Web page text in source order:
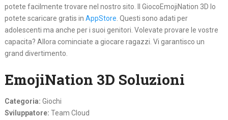
potete facilmente trovare nel nostro sito. Il GiocoEmojiNation 3D lo
potete scaricare gratis in AppStore. Questi sono adati per
adolescenti ma anche per i suoi genitori. Volevate provare le vostre
capacita? Allora cominciate a giocare ragazzi. Vi garantisco un
grand divertimento.
EmojiNation 3D Soluzioni
Categoria: Giochi
Sviluppatore: Team Cloud